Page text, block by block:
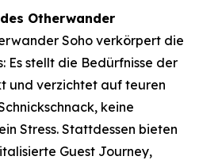
Otherwander
Soho verkörpert die
Es stellt die Bedürfnisse der
und verzichtet auf teuren
keine
Stress. Stattdessen bieten
Guest Journey,